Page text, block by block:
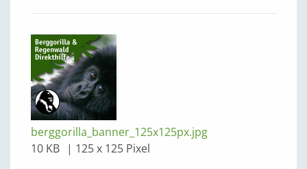
berggorilla_banner_125x125px.jpg
10 KB
125 x 125 Pixel